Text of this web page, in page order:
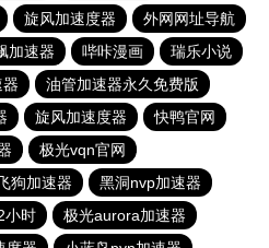
旋风加速度器
外网网址导航
加速器 哔咔漫画
瑞乐小说
油管加速器永久免费版
旋风加速度器
快鸭官网
极光vqn官网
狗加速器
黑洞nvp加速器
小时
极光aurora加速器